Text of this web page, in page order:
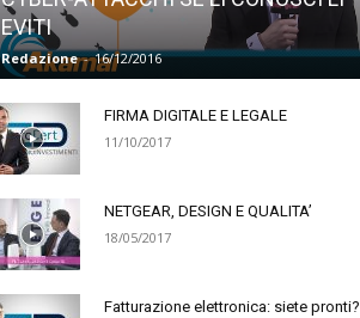
EVITI
Redazione - 16/12/2016
FIRMA DIGITALE E LEGALE
11/10/2017
NETGEAR, DESIGN E QUALITA’
18/05/2017
Fatturazione elettronica: siete pronti?